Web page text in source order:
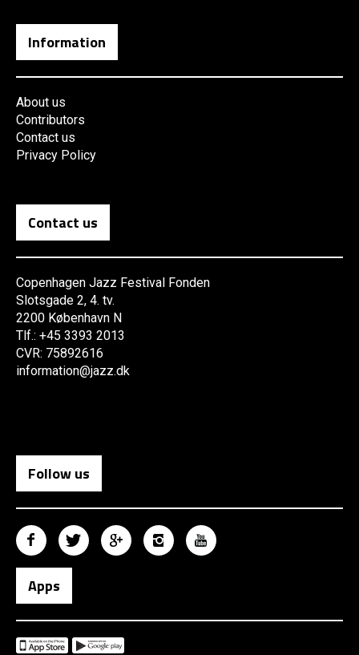
Information
About us
Contributors
Contact us
Privacy Policy
Contact us
Copenhagen Jazz Festival Fonden
Slotsgade 2, 4. tv.
2200 København N
Tlf.: +45 3393 2013
CVR: 75892616
information@jazz.dk
Follow us
Apps